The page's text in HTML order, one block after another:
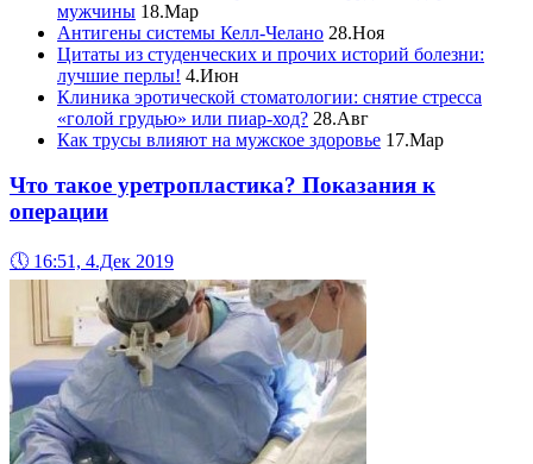
мужчины 18.Мар
Антигены системы Келл-Челано 28.Ноя
Цитаты из студенческих и прочих историй болезни:
лучшие перлы! 4.Июн
Клиника эротической стоматологии: снятие стресса
«голой грудью» или пиар-ход? 28.Авг
Как трусы влияют на мужское здоровье 17.Мар
Что такое уретропластика? Показания к
операции
🕔 16:51, 4.Дек 2019